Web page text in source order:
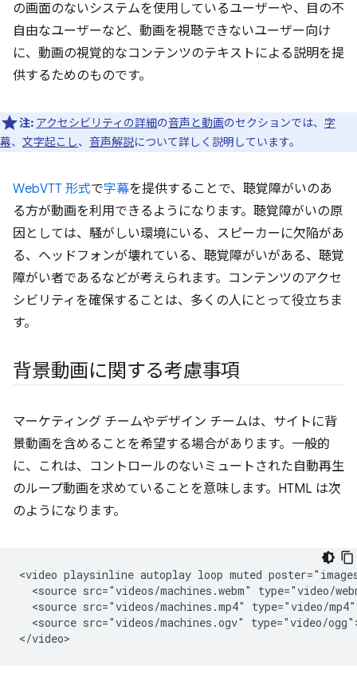
の画面のないシステムを使用しているユーザーや、目の不
自由なユーザーなど、動画を視聴できないユーザー向け
に、動画の視覚的なコンテンツのテキストによる説明を提
供するためのものです。
注: アクセシビリティの詳細の音声と動画のセクションでは、 字
幕、 文字起こし、 音声解説について詳しく説明しています。
WebVTT 形式で字幕を提供することで、聴覚障がいのあ
る方が動画を利用できるようになります。聴覚障がいの原
因としては、騒がしい環境にいる、スピーカーに欠陥があ
る、ヘッドフォンが壊れている、聴覚障がいがある、聴覚
障がい者であるなどが考えられます。コンテンツのアクセ
シビリティを確保することは、多くの人にとって役立ちま
す。
背景動画に関する考慮事項
マーケティング チームやデザイン チームは、サイトに背
景動画を含めることを希望する場合があります。一般的
に、これは、コントロールのないミュートされた自動再生
のループ動画を求めていることを意味します。HTML は次
のようになります。
<video playsinline autoplay loop muted
<source src="videos/machines.webm" type="video/
<source src="videos/machines.mp4" type="video/
<source src="videos/machines.ogv" type="video/